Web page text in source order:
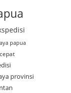
papua
provinsi